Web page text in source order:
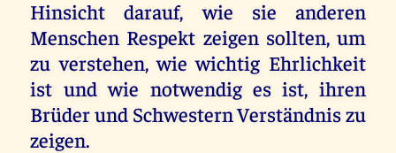
Hinsicht darauf, wie sie anderen
Menschen Respekt zeigen sollten, um
zu verstehen, wie wichtig Ehrlichkeit
ist und wie notwendig es ist, ihren
Brüder und Schwestern Verständnis zu
zeigen.